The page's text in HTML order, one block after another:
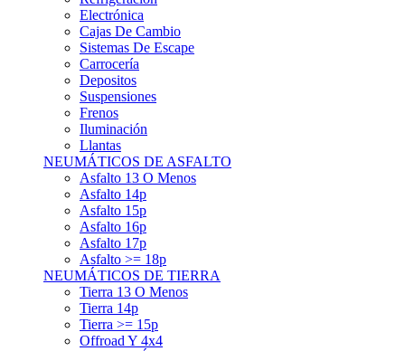
Electrónica
Cajas De Cambio
Sistemas De Escape
Carrocería
Depositos
Suspensiones
Frenos
Iluminación
Llantas
NEUMÁTICOS DE ASFALTO
Asfalto 13 O Menos
Asfalto 14p
Asfalto 15p
Asfalto 16p
Asfalto 17p
Asfalto >= 18p
NEUMÁTICOS DE TIERRA
Tierra 13 O Menos
Tierra 14p
Tierra >= 15p
Offroad Y 4x4